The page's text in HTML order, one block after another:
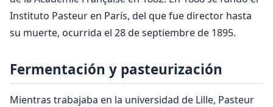
Instituto Pasteur en París, del que fue director hasta
su muerte, ocurrida el 28 de septiembre de 1895.
Fermentación y pasteurización
Mientras trabajaba en la universidad de Lille, Pasteur